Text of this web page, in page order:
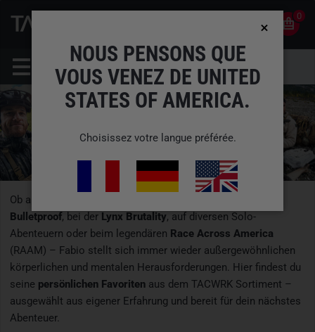
0
Ob als Teil des
Bulletproof, bei der Lynx Brutality, auf diversen Solo-
Abenteuern oder beim legendären Race Across America
(RAAM) – Fabio stellt sich immer wieder außergewöhnlichen
körperlichen und mentalen Herausforderungen. Hier findest du
seine persönlichen Favoriten aus dem TACWRK Sortiment –
ausgewählt aus eigener Erfahrung und bereit für dein nächstes
Abenteuer.
NOUS PENSONS QUE
VOUS VENEZ DE UNITED
STATES OF AMERICA.
Choisissez votre langue préférée.